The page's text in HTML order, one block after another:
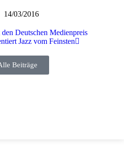
14/03/2016
Deutschen Medienpreis
Jazz vom Feinsten
Beiträge